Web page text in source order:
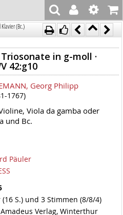
(Bc.)
Triosonate in g-moll ·
42:g10
Georg Philipp
1767)
Viola da gamba oder
und Bc.
Päuler
S.) und 3 Stimmen (8/8/4)
Verlag, Winterthur